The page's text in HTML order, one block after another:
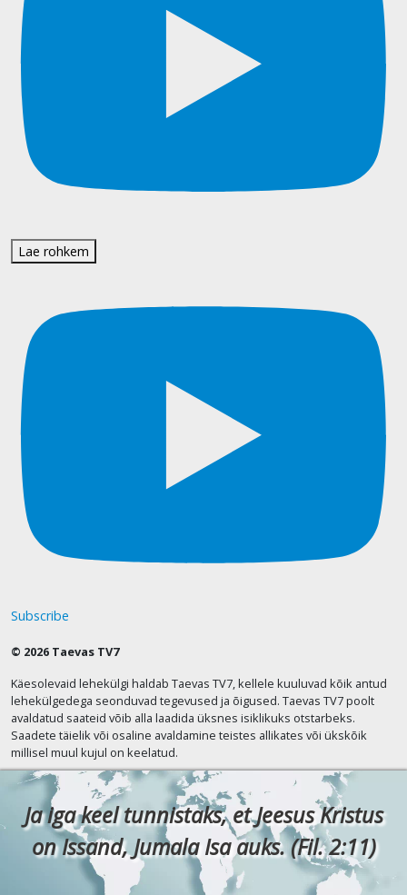
Lae rohkem
Subscribe
© 2026 Taevas TV7
Käesolevaid lehekülgi haldab Taevas TV7, kellele kuuluvad kõik antud
lehekülgedega seonduvad tegevused ja õigused. Taevas TV7 poolt
avaldatud saateid võib alla laadida üksnes isiklikuks otstarbeks.
Saadete täielik või osaline avaldamine teistes allikates või ükskõik
millisel muul kujul on keelatud.
Ja iga keel tunnistaks, et Jeesus Kristus
on Issand, Jumala Isa auks. (Fil. 2:11)